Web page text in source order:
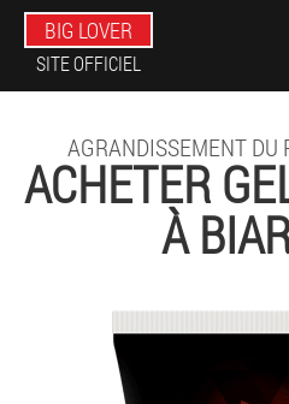
BIG LOVER
SITE OFFICIEL
AGRANDISSEMENT
ACHETER
À